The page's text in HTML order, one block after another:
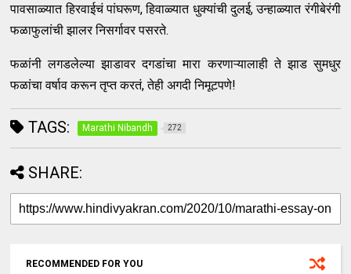
पावसाळ्यात हिरवाईचं पांघरूण, हिवाळ्यात धुक्यांची दुलई, उन्हाळ्यात रंगीबेरंगी
फळाफुलांची झालर निसर्गावर पसरते.
फळांनी लगडलेल्या झाडावर दगडांचा मारा करणाऱ्यालाही ते झाड सुमधुर
फळांचा वर्षाव करून तृप्त करतं, तेही अगदी निमूटपणे!
TAGS: Marathi Nibandh 272
SHARE:
RECOMMENDED FOR YOU